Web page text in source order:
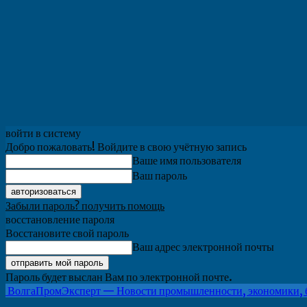
войти в систему
Добро пожаловать! Войдите в свою учётную запись
Ваше имя пользователя
Ваш пароль
Забыли пароль? получить помощь
восстановление пароля
Восстановите свой пароль
Ваш адрес электронной почты
Пароль будет выслан Вам по электронной почте.
ВолгаПромЭксперт — Новости промышленности, экономики,